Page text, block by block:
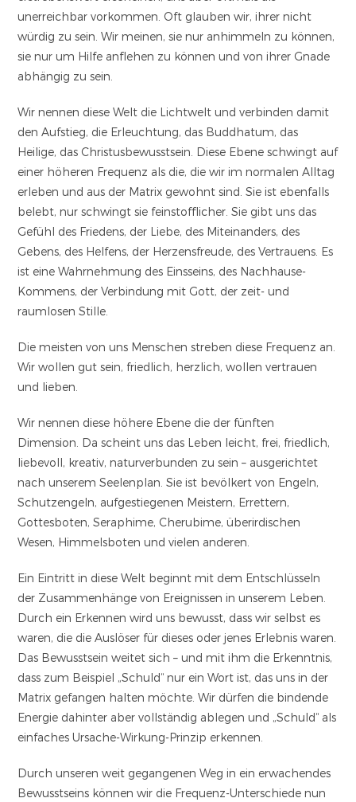
unerreichbar vorkommen. Oft glauben wir, ihrer nicht
würdig zu sein. Wir meinen, sie nur anhimmeln zu können,
sie nur um Hilfe anflehen zu können und von ihrer Gnade
abhängig zu sein.
Wir nennen diese Welt die Lichtwelt und verbinden damit
den Aufstieg, die Erleuchtung, das Buddhatum, das
Heilige, das Christusbewusstsein. Diese Ebene schwingt auf
einer höheren Frequenz als die, die wir im normalen Alltag
erleben und aus der Matrix gewohnt sind. Sie ist ebenfalls
belebt, nur schwingt sie feinstofflicher. Sie gibt uns das
Gefühl des Friedens, der Liebe, des Miteinanders, des
Gebens, des Helfens, der Herzensfreude, des Vertrauens. Es
ist eine Wahrnehmung des Einsseins, des Nachhause-
Kommens, der Verbindung mit Gott, der zeit- und
raumlosen Stille.
Die meisten von uns Menschen streben diese Frequenz an.
Wir wollen gut sein, friedlich, herzlich, wollen vertrauen
und lieben.
Wir nennen diese höhere Ebene die der fünften
Dimension. Da scheint uns das Leben leicht, frei, friedlich,
liebevoll, kreativ, naturverbunden zu sein – ausgerichtet
nach unserem Seelenplan. Sie ist bevölkert von Engeln,
Schutzengeln, aufgestiegenen Meistern, Errettern,
Gottesboten, Seraphime, Cherubime, überirdischen
Wesen, Himmelsboten und vielen anderen.
Ein Eintritt in diese Welt beginnt mit dem Entschlüsseln
der Zusammenhänge von Ereignissen in unserem Leben.
Durch ein Erkennen wird uns bewusst, dass wir selbst es
waren, die die Auslöser für dieses oder jenes Erlebnis waren.
Das Bewusstsein weitet sich – und mit ihm die Erkenntnis,
dass zum Beispiel „Schuld“ nur ein Wort ist, das uns in der
Matrix gefangen halten möchte. Wir dürfen die bindende
Energie dahinter aber vollständig ablegen und „Schuld“ als
einfaches Ursache-Wirkung-Prinzip erkennen.
Durch unseren weit gegangenen Weg in ein erwachendes
Bewusstseins können wir die Frequenz-Unterschiede nun